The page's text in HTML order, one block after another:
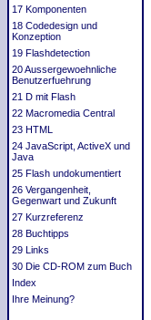
17 Komponenten
18 Codedesign und
Konzeption
19 Flashdetection
20 Aussergewoehnliche
Benutzerfuehrung
21 D mit Flash
22 Macromedia Central
23 HTML
24 JavaScript, ActiveX und
Java
25 Flash undokumentiert
26 Vergangenheit,
Gegenwart und Zukunft
27 Kurzreferenz
28 Buchtipps
29 Links
30 Die CD-ROM zum Buch
Index
Ihre Meinung?